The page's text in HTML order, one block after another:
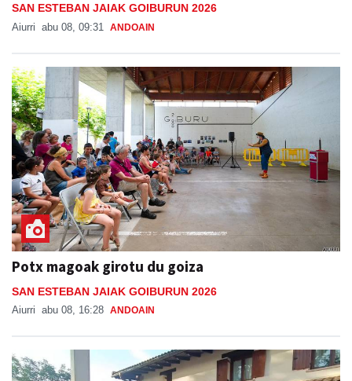
SAN ESTEBAN JAIAK GOIBURUN 2026
Aiurri abu 08, 09:31 ANDOAIN
Potx magoak girotu du goiza
SAN ESTEBAN JAIAK GOIBURUN 2026
Aiurri abu 08, 16:28 ANDOAIN